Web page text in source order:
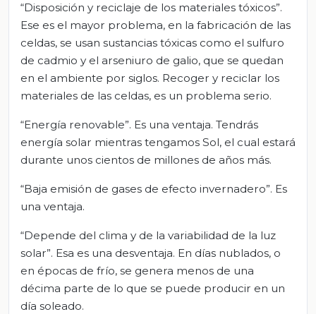
“Disposición y reciclaje de los materiales tóxicos”.
Ese es el mayor problema, en la fabricación de las
celdas, se usan sustancias tóxicas como el sulfuro
de cadmio y el arseniuro de galio, que se quedan
en el ambiente por siglos. Recoger y reciclar los
materiales de las celdas, es un problema serio.
“Energía renovable”. Es una ventaja. Tendrás
energía solar mientras tengamos Sol, el cual estará
durante unos cientos de millones de años más.
“Baja emisión de gases de efecto invernadero”. Es
una ventaja.
“Depende del clima y de la variabilidad de la luz
solar”. Esa es una desventaja. En días nublados, o
en épocas de frío, se genera menos de una
décima parte de lo que se puede producir en un
día soleado.